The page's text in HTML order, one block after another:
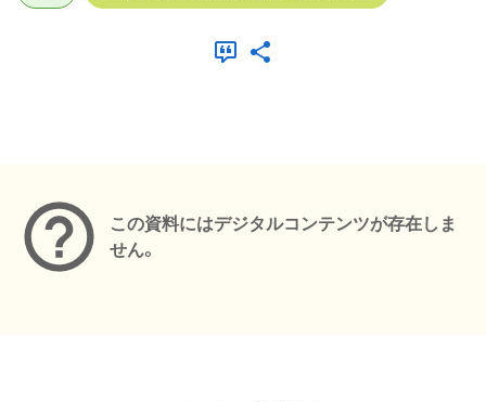
この資料にはデジタルコンテンツが存在しま
せん。